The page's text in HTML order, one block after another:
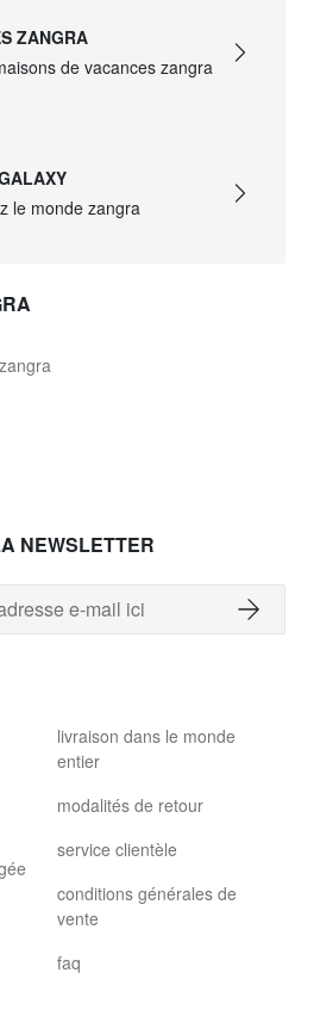
ZANGRA
de vacances zangra
le monde zangra
NEWSLETTER
livraison dans le monde
entier
modalités de retour
service clientèle
conditions générales de
vente
faq